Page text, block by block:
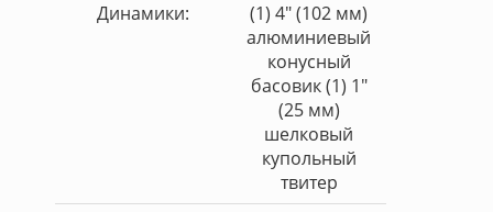
Динамики:
(1) 4" (102 мм)
алюминиевый
конусный
басовик (1) 1"
(25 мм)
шелковый
купольный
твитер